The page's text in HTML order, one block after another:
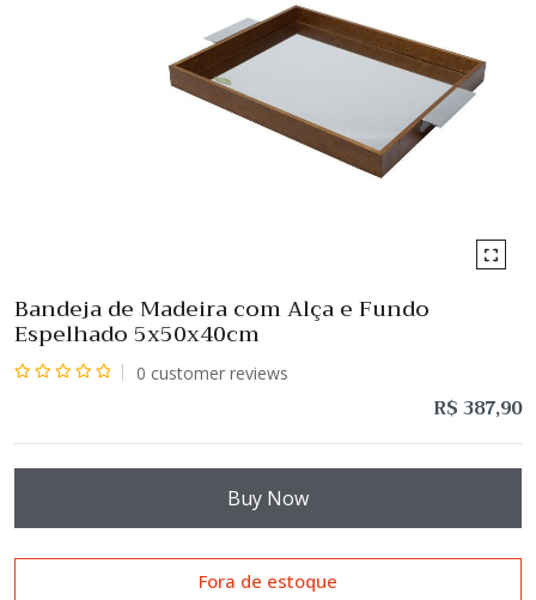
Bandeja de Madeira com Alça e Fundo
Espelhado 5x50x40cm
0 customer reviews
R$387,90
Buy Now
Fora de estoque